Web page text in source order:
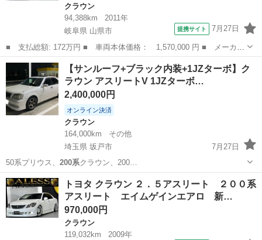
クラウン
94,388km
2011年
岐阜県 山県市
提携サイト 7月27日
■ 支払総額: 172万円 ■ 車両本体価格： 1,570,000 円 ■ メーカー
名： トヨタ ■ 車種名： クラウン ■ グレード名： ２．５アス
リート アニバーサリーエディション ２００系 後期モデル 黒革
シート ２...
岐阜 山県市 クラウン
【サンルーフ+ブラック内装+1JZターボ】ク
ラウン アスリートV 1JZターボ…
2,400,000円
オンライン決済
クラウン
164,000km
その他
埼玉県 坂戸市
7月27日
50系プリウス、 200系クラウン、200…
埼玉 坂戸市 クラウン アスリート
トヨタ クラウン ２．５アスリート ２００系
アスリート エイムゲインエアロ 新…
970,000円
クラウン
119,032km
2009年